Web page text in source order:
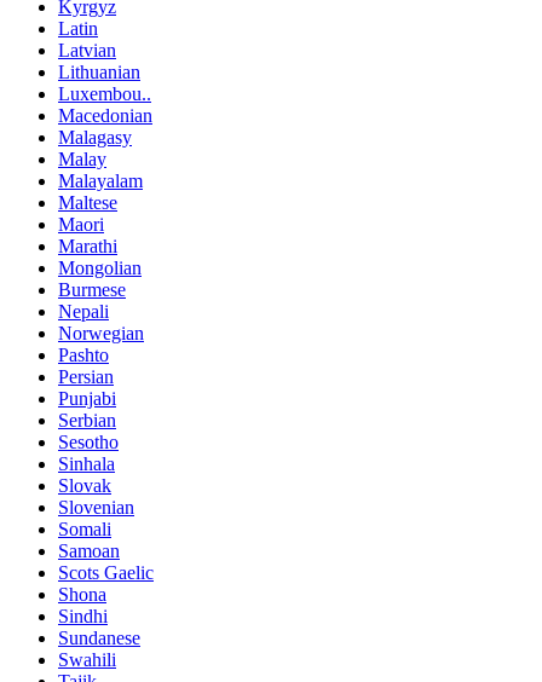
Kyrgyz
Latin
Latvian
Lithuanian
Luxembou..
Macedonian
Malagasy
Malay
Malayalam
Maltese
Maori
Marathi
Mongolian
Burmese
Nepali
Norwegian
Pashto
Persian
Punjabi
Serbian
Sesotho
Sinhala
Slovak
Slovenian
Somali
Samoan
Scots Gaelic
Shona
Sindhi
Sundanese
Swahili